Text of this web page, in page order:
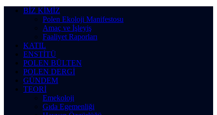
BİZ KİMİZ
Polen Ekoloji Manifestosu
Amaç ve İşleyiş
Faaliyet Raporları
KATIL
ENSTİTÜ
POLEN BÜLTEN
POLEN DERGİ
GÜNDEM
TEORİ
Emekoloji
Gıda Egemenliği